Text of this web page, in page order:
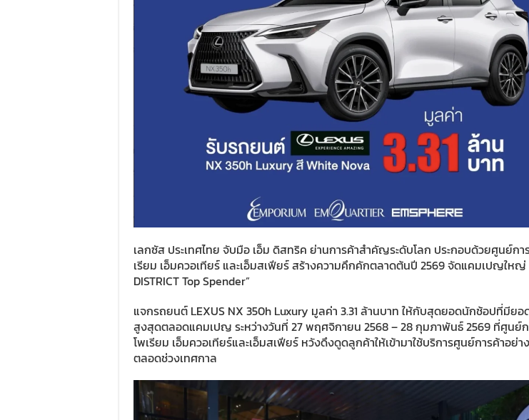
เลกซัส ประเทศไทย จับมือ เอ็ม ดิสทริค ย่านการค้าสำคัญระดับโลก ประกอบด้วยศูนย์กา
เรียม เอ็มควอเทียร์ และเอ็มสเฟียร์ สร้างความคึกคักตลาดต้นปี 2569 จัดแคมเปญใหญ่
DISTRICT Top Spender”
แจกรถยนต์ LEXUS NX 350h Luxury มูลค่า 3.31 ล้านบาท ให้กับสุดยอดนักช้อปที่มียอ
สูงสุดตลอดแคมเปญ ระหว่างวันที่ 27 พฤศจิกายน 2568 – 28 กุมภาพันธ์ 2569 ที่ศูนย์ก
โพเรียม เอ็มควอเทียร์และเอ็มสเฟียร์ หวังดึงดูดลูกค้าให้เข้ามาใช้บริการศูนย์การค้าอย่า
ตลอดช่วงเทศกาล